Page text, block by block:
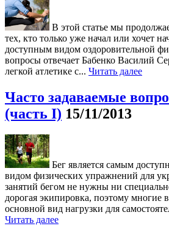
В этой статье мы
тех, кто только уже начал или хочет
доступным видом оздоровительной
вопросы отвечает Бабенко Василий
легкой атлетике с... Читать далее
Часто задаваемые
(часть I) 15/11/2013
Бег является самым
видом физических упражнений для
занятий бегом не нужны ни
дорогая экипировка, поэтому многие
основной вид нагрузки для
Читать далее